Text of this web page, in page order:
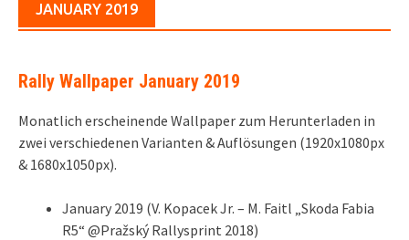
JANUARY 2019
Rally Wallpaper January 2019
Monatlich erscheinende Wallpaper zum Herunterladen in
zwei verschiedenen Varianten & Auflösungen (1920x1080px
& 1680x1050px).
January 2019 (V. Kopacek Jr. – M. Faitl „Skoda Fabia
R5“ @Pražský Rallysprint 2018)